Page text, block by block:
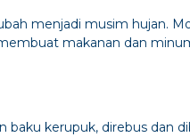
menjadi musim hujan.
makanan dan
baku kerupuk, direbus dan